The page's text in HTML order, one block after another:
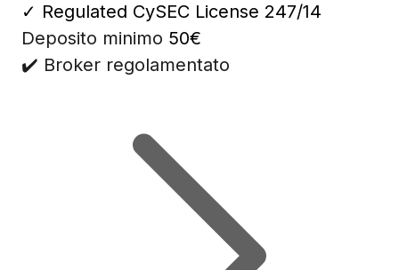
✓ Regulated CySEC License 247/14
Deposito minimo 50€
✔️ Broker regolamentato